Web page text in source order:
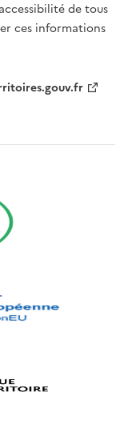
de tous
ces informations